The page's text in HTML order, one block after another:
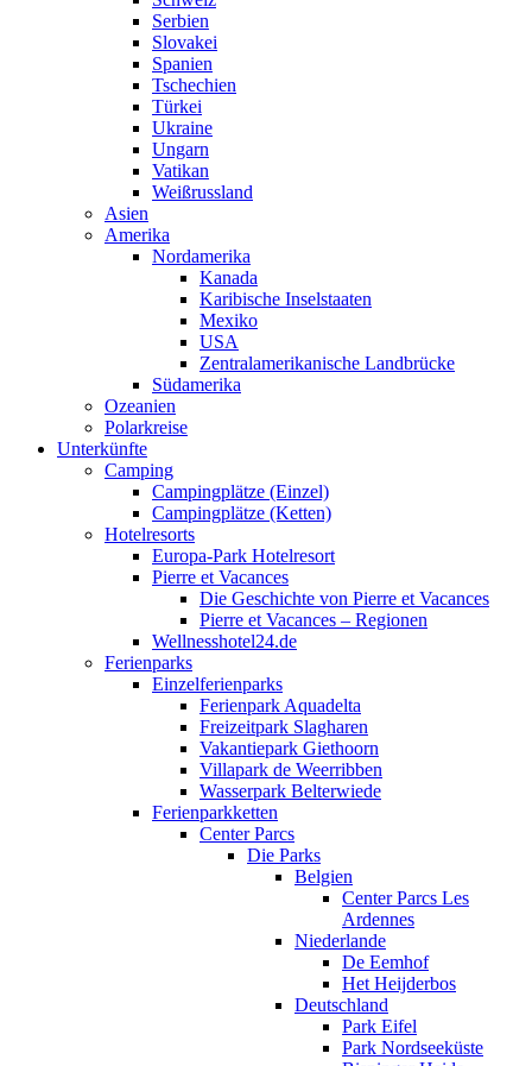
Serbien
Slovakei
Spanien
Tschechien
Türkei
Ukraine
Ungarn
Vatikan
Weißrussland
Asien
Amerika
Nordamerika
Kanada
Karibische Inselstaaten
Mexiko
USA
Zentralamerikanische Landbrücke
Südamerika
Ozeanien
Polarkreise
Unterkünfte
Camping
Campingplätze (Einzel)
Campingplätze (Ketten)
Hotelresorts
Europa-Park Hotelresort
Pierre et Vacances
Die Geschichte von Pierre et Vacances
Pierre et Vacances – Regionen
Wellnesshotel24.de
Ferienparks
Einzelferienparks
Ferienpark Aquadelta
Freizeitpark Slagharen
Vakantiepark Giethoorn
Villapark de Weerribben
Wasserpark Belterwiede
Ferienparkketten
Center Parcs
Die Parks
Belgien
Center Parcs Les
Ardennes
Niederlande
De Eemhof
Het Heijderbos
Deutschland
Park Eifel
Park Nordseeküste